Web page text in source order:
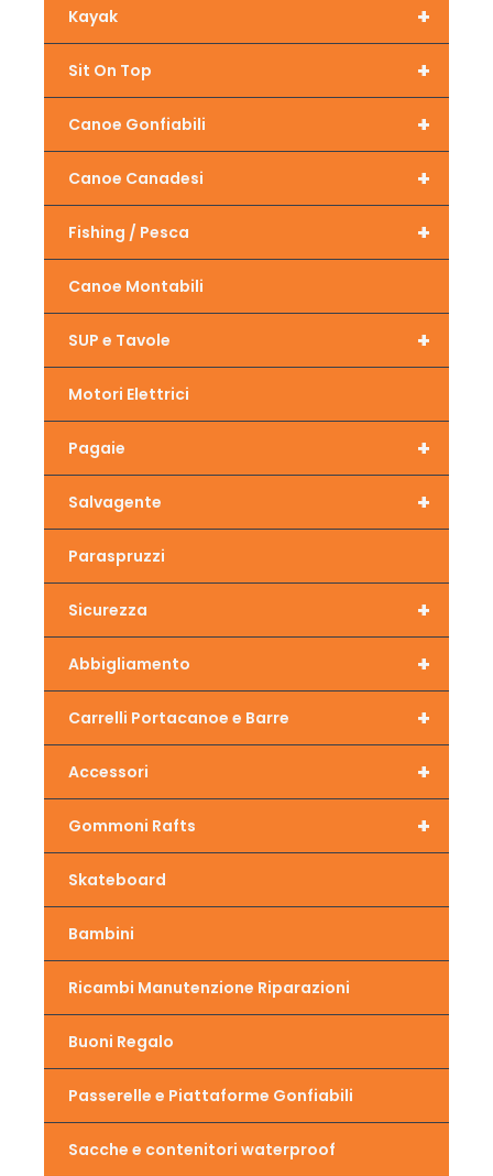
+
Kayak
+
Sit On Top
+
Canoe Gonfiabili
+
Canoe Canadesi
+
Fishing / Pesca
Canoe Montabili
+
SUP e Tavole
Motori Elettrici
+
Pagaie
+
Salvagente
Paraspruzzi
+
Sicurezza
+
Abbigliamento
+
Carrelli Portacanoe e Barre
+
Accessori
+
Gommoni Rafts
Skateboard
Bambini
Ricambi Manutenzione Riparazioni
Buoni Regalo
Passerelle e Piattaforme Gonfiabili
Sacche e contenitori waterproof